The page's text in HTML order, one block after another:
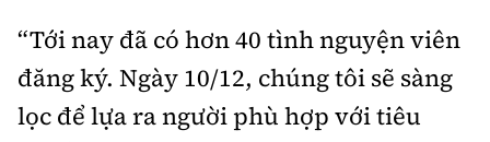
Nguyễn Đức Thắng, La Đức Hùng
Hotline:
0901 514 799
Quảng cáo và Phát hành:
0915 057 282
“Tới nay đã có hơn 40 tình nguyện viên
đăng ký. Ngày 10/12, chúng tôi sẽ sàng
lọc để lựa ra người phù hợp với tiêu